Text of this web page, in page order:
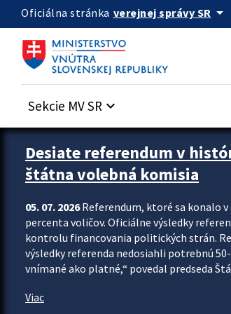
Preskocit na hlavný obsah
Oficiálna stránka verejnej správy SR arrow_drop_down
Sekcie MV SR keyboard_arrow_down
Zastavit automatický posun upútavok
Desiate referendum v
štátna volebná komisia
05. 07. 2026Referendum, ktoré sa konalo v
percenta voličov. Oficiálne výsledky
kontrolu financovania politických strán.
výsledky referenda nedosiahli potrebnú
vnímané ako platné,“ povedal predseda
Viac